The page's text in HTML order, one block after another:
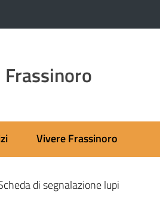
Frassinoro
Vivere Frassinoro
di segnalazione lupi